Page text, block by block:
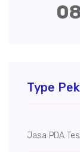
Type
Jasa PDA